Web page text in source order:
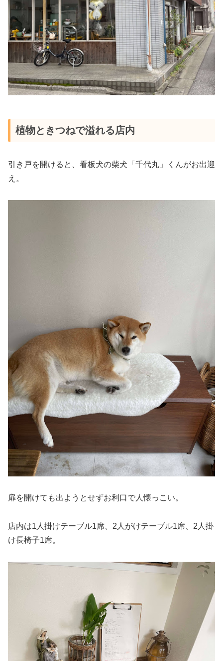
植物ときつねで溢れる店内
引き戸を開けると、看板犬の柴犬「千代丸」くんがお出迎
え。
扉を開けても出ようとせずお利口で人懐っこい。
店内は1人掛けテーブル1席、2人がけテーブル1席、2人掛
け長椅子1席。